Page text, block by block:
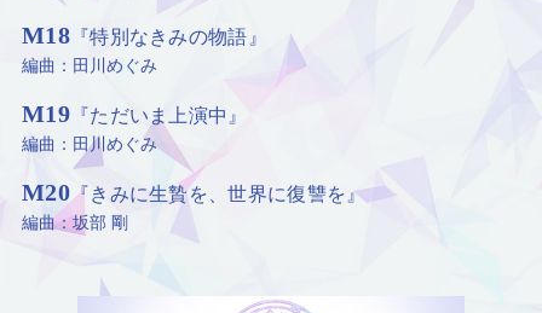
M18『特別なきみの物語』
編曲：田川めぐみ
M19『ただいま上演中』
編曲：田川めぐみ
M20『きみに生贄を、世界に復讐を』
編曲：坂部 剛